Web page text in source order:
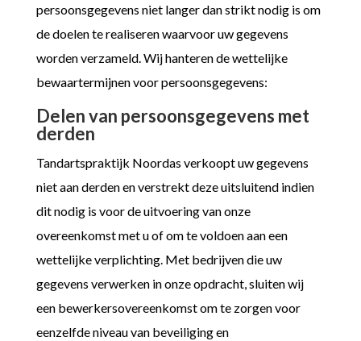
persoonsgegevens niet langer dan strikt nodig is om
de doelen te realiseren waarvoor uw gegevens
worden verzameld. Wij hanteren de wettelijke
bewaartermijnen voor persoonsgegevens:
Delen van persoonsgegevens met
derden
Tandartspraktijk Noordas verkoopt uw gegevens
niet aan derden en verstrekt deze uitsluitend indien
dit nodig is voor de uitvoering van onze
overeenkomst met u of om te voldoen aan een
wettelijke verplichting. Met bedrijven die uw
gegevens verwerken in onze opdracht, sluiten wij
een bewerkersovereenkomst om te zorgen voor
eenzelfde niveau van beveiliging en